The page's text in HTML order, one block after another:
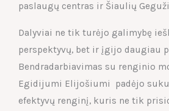
paslaugų centras ir Šiaulių
Dalyviai ne tik turėjo galimybę
perspektyvų, bet ir įgijo daugiau
Bendradarbiavimas su renginio
Egidijumi Elijošiumi padėjo
efektyvų renginį, kuris ne tik